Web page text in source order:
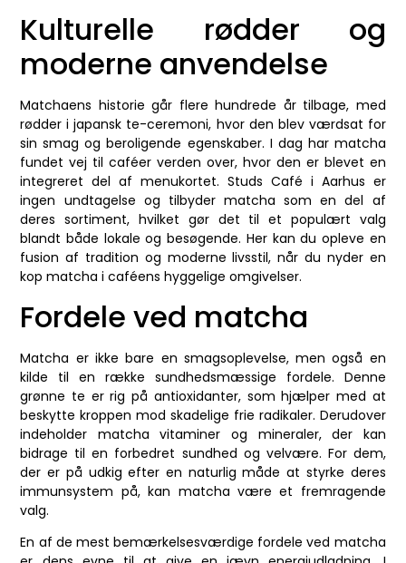
Kulturelle rødder og
moderne anvendelse
Matchaens historie går flere hundrede år tilbage, med
rødder i japansk te-ceremoni, hvor den blev værdsat for
sin smag og beroligende egenskaber. I dag har matcha
fundet vej til caféer verden over, hvor den er blevet en
integreret del af menukortet. Studs Café i Aarhus er
ingen undtagelse og tilbyder matcha som en del af
deres sortiment, hvilket gør det til et populært valg
blandt både lokale og besøgende. Her kan du opleve en
fusion af tradition og moderne livsstil, når du nyder en
kop matcha i caféens hyggelige omgivelser.
Fordele ved matcha
Matcha er ikke bare en smagsoplevelse, men også en
kilde til en række sundhedsmæssige fordele. Denne
grønne te er rig på antioxidanter, som hjælper med at
beskytte kroppen mod skadelige frie radikaler. Derudover
indeholder matcha vitaminer og mineraler, der kan
bidrage til en forbedret sundhed og velvære. For dem,
der er på udkig efter en naturlig måde at styrke deres
immunsystem på, kan matcha være et fremragende
valg.
En af de mest bemærkelsesværdige fordele ved matcha